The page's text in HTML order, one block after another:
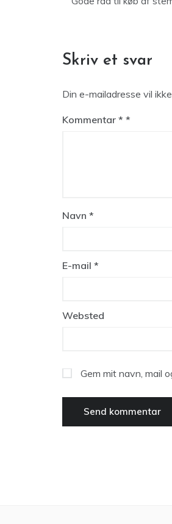
Skriv et svar
Din e-mailadresse vil
Kommentar *
Navn *
E-mail *
Websted
Gem mit navn, mail